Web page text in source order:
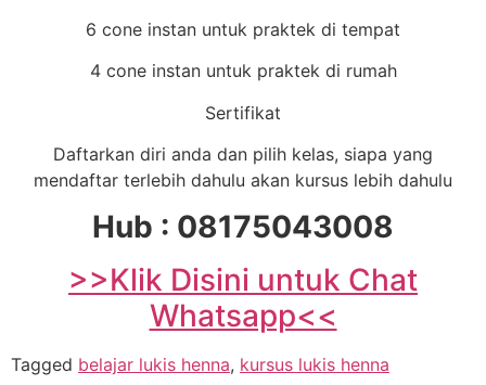
6 cone instan untuk praktek di tempat
4 cone instan untuk praktek di rumah
Sertifikat
Daftarkan diri anda dan pilih kelas, siapa yang
mendaftar terlebih dahulu akan kursus lebih dahulu
Hub : 08175043008
>>Klik Disini untuk Chat
Whatsapp<<
Tagged belajar lukis henna, kursus lukis henna